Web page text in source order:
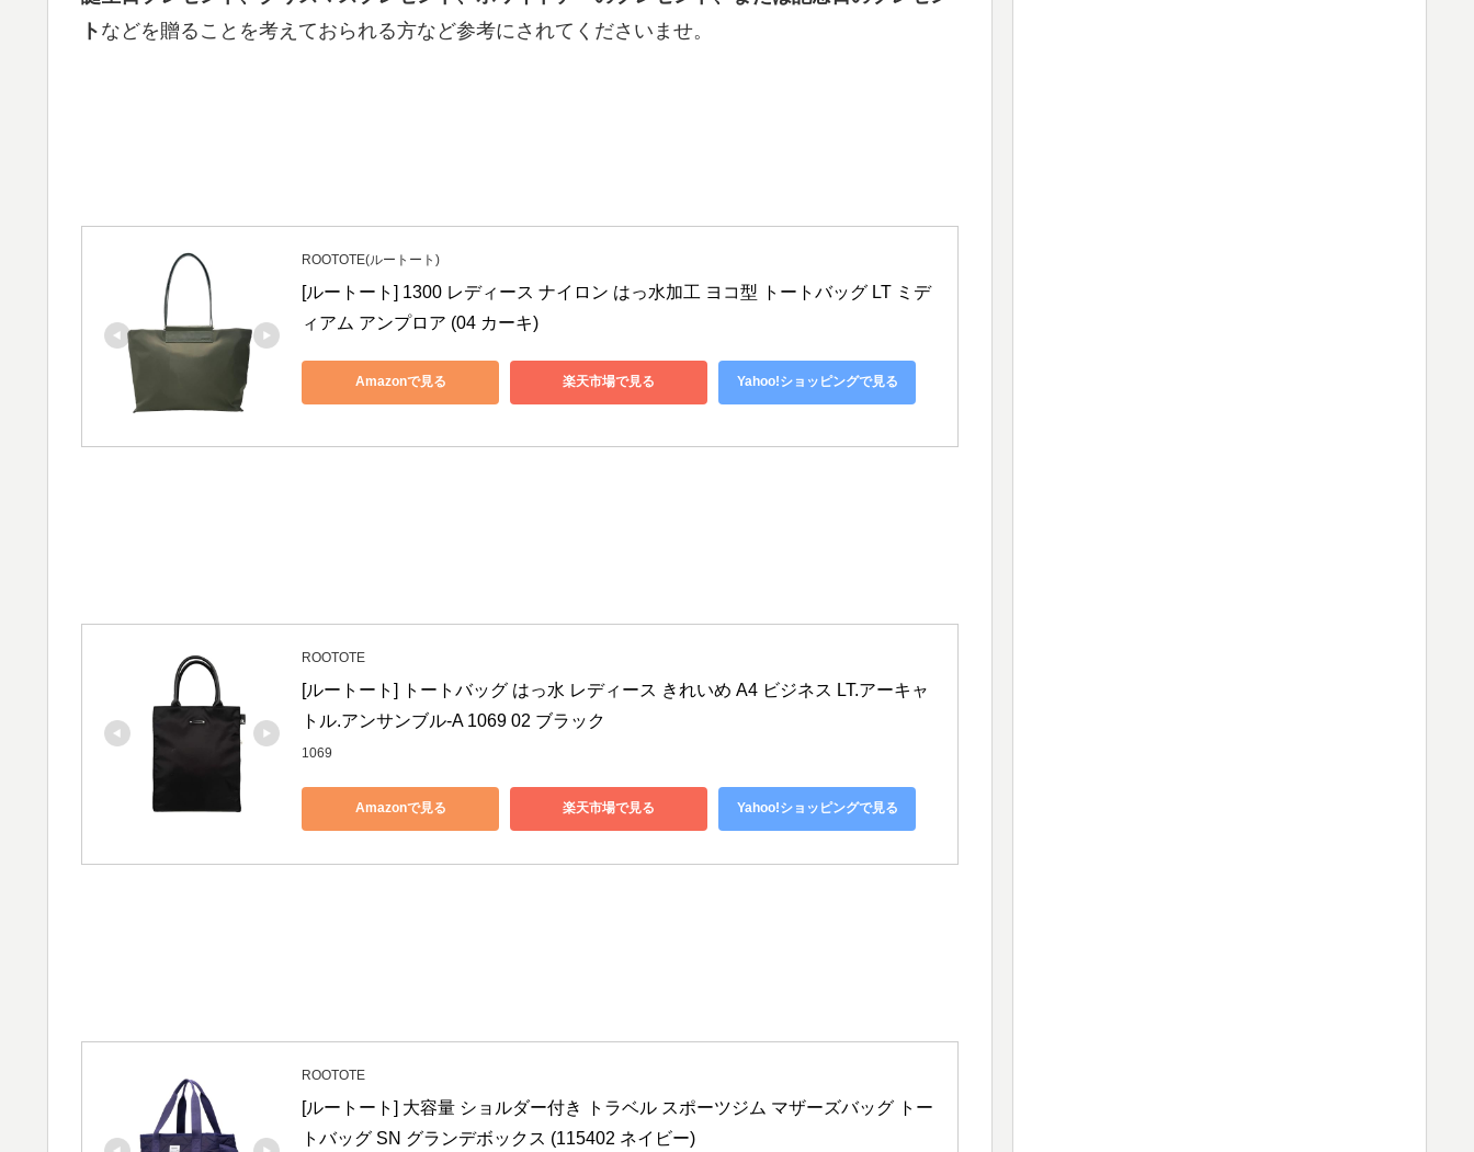
ト などを贈ることを考えておられる方など参考にされてくださいませ。
ROOTOTE(ルートート)
[ルートート] 1300 レディース ナイロン はっ水加工 ヨコ型 トートバッグ LT ミデ
ィアム アンプロア (04 カーキ)
Amazonで見る 楽天市場で見る Yahoo!ショッピングで見る
ROOTOTE
[ルートート] トートバッグ はっ水 レディース きれいめ A4 ビジネス LT.アーキャ
トル.アンサンブル-A 1069 02 ブラック
1069
Amazonで見る 楽天市場で見る Yahoo!ショッピングで見る
ROOTOTE
[ルートート] 大容量 ショルダー付き トラベル スポーツジム マザーズバッグ トー
トバッグ SN グランデボックス (115402 ネイビー)